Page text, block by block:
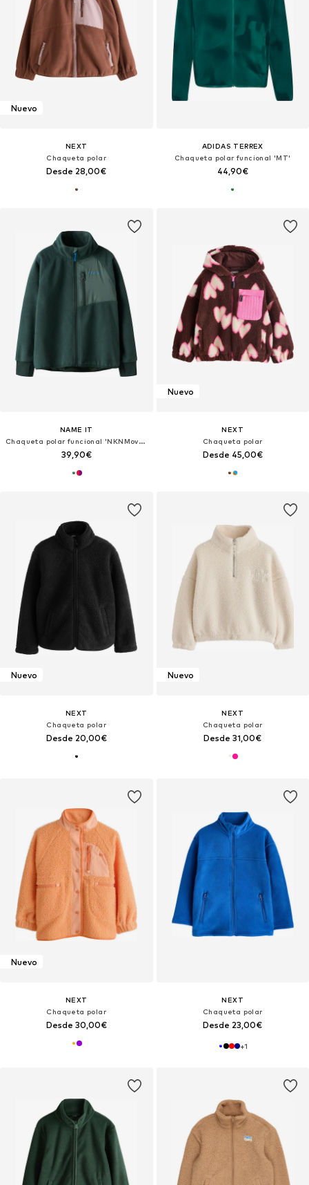
Nuevo
NEXT
Chaqueta polar
Desde 28,00€
ADIDAS TERREX
Chaqueta polar funcional 'MT'
44,90€
NAME IT
Chaqueta polar funcional 'NKNMove03'
39,90€
Nuevo
NEXT
Chaqueta polar
Desde 45,00€
Nuevo
NEXT
Chaqueta polar
Desde 20,00€
Nuevo
NEXT
Chaqueta polar
Desde 31,00€
Nuevo
NEXT
Chaqueta polar
Desde 30,00€
NEXT
Chaqueta polar
Desde 23,00€
+1